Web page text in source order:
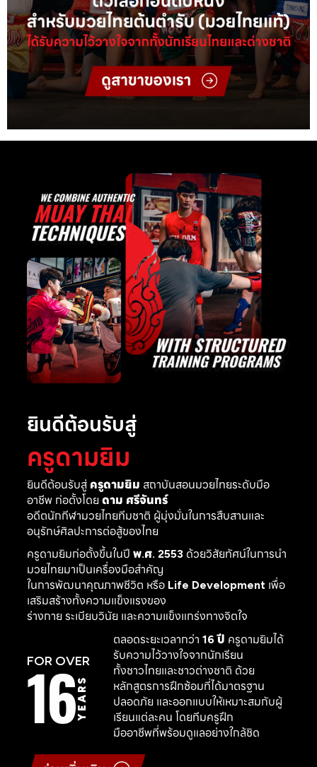
ยินดีต้อนรับสู่
ครูดามยิม
ยินดีต้อนรับสู่ ครูดามยิม สถาบันสอนมวยไทยระดับมือ
อาชีพ ก่อตั้งโดย ดาม ศรีจันทร์
อดีตนักกีฬามวยไทยทีมชาติ ผู้มุ่งมั่นในการสืบสานและ
อนุรักษ์ศิลปะการต่อสู้ของไทย
ครูดามยิมก่อตั้งขึ้นในปี พ.ศ. 2553ด้วยวิสัยทัศน์ในการนำ
มวยไทยมาเป็นเครื่องมือสำคัญ
ในการพัฒนาคุณภาพชีวิต หรือ Life Developmentเพื่อ
เสริมสร้างทั้งความแข็งแรงของ
ร่างกาย ระเบียบวินัย และความแข็งแกร่งทางจิตใจ
FOR OVER
16YEARS
ตลอดระยะเวลากว่า 16 ปี ครูดามยิมได้
รับความไว้วางใจจากนักเรียน
ทั้งชาวไทยและชาวต่างชาติ ด้วย
หลักสูตรการฝึกซ้อมที่ได้มาตรฐาน
ปลอดภัย และออกแบบให้เหมาะสมกับผู้
เรียนแต่ละคน โดยทีมครูฝึก
มืออาชีพที่พร้อมดูแลอย่างใกล้ชิด